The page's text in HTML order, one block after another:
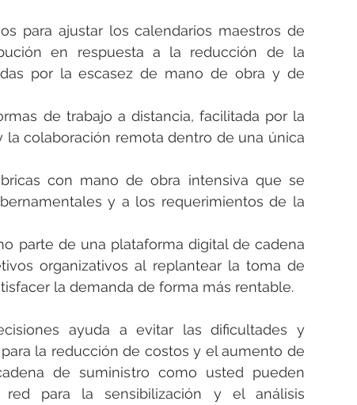
para ajustar los calendarios maestros de
en respuesta a la reducción de la
por la escasez de mano de obra y de
de trabajo a distancia, facilitada por la
la colaboración remota dentro de una única
con mano de obra intensiva que se
y a los requerimientos de la
parte de una plataforma digital de cadena
organizativos al replantear la toma de
la demanda de forma más rentable.
ayuda a evitar las dificultades y
la reducción de costos y el aumento de
de suministro como usted pueden
red para la sensibilización y el análisis